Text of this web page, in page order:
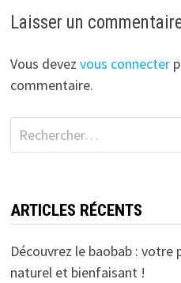
Laisser un
Vous devez vous connecter
commentaire.
Rechercher :
ARTICLES RÉCENTS
Découvrez le baobab :
naturel et bienfaisant !